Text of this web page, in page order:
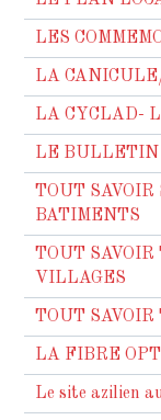
LES
LA
LA CYCLAD-
LE
TOUT SAVOIR
BATIMENTS
TOUT SAVOIR
VILLAGES
TOUT SAVOIR
LA FIBRE
Le site azilien